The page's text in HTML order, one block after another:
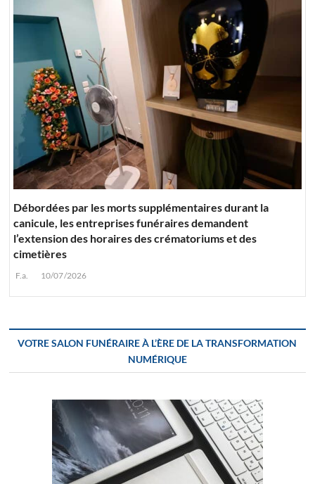
Débordées par les morts supplémentaires durant la
canicule, les entreprises funéraires demandent
l’extension des horaires des crématoriums et des
cimetières
F.a. 10/07/2026
VOTRE SALON FUNÉRAIRE À L’ÈRE DE LA TRANSFORMATION
NUMÉRIQUE